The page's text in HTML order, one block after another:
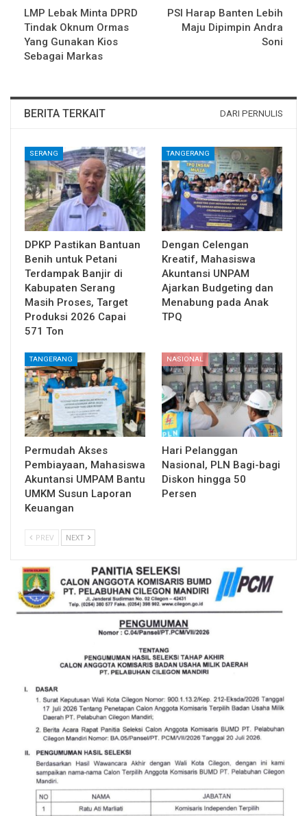
LMP Lebak Minta DPRD
Tindak Oknum Ormas
Yang Gunakan Kios
Sebagai Markas
PSI Harap Banten Lebih
Maju Dipimpin Andra
Soni
BERITA TERKAIT DARI PERNULIS
SERANG
DPKP Pastikan Bantuan
Benih untuk Petani
Terdampak Banjir di
Kabupaten Serang
Masih Proses, Target
Produksi 2026 Capai
571 Ton
TANGERANG
Dengan Celengan
Kreatif, Mahasiswa
Akuntansi UNPAM
Ajarkan Budgeting dan
Menabung pada Anak
TPQ
TANGERANG
Permudah Akses
Pembiayaan, Mahasiswa
Akuntansi UMPAM Bantu
UMKM Susun Laporan
Keuangan
NASIONAL
Hari Pelanggan
Nasional, PLN Bagi-bagi
Diskon hingga 50
Persen
PREV NEXT